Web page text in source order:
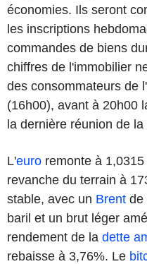
économies. Ils seront
les inscriptions
commandes de biens
chiffres de l'immobilier
des consommateurs de
(16h00), avant à 20h00
la dernière réunion de la
L'euro remonte à 1,0315
revanche du terrain à
stable, avec un Brent de
baril et un brut léger
rendement de la dette
rebaisse à 3,76%. Le